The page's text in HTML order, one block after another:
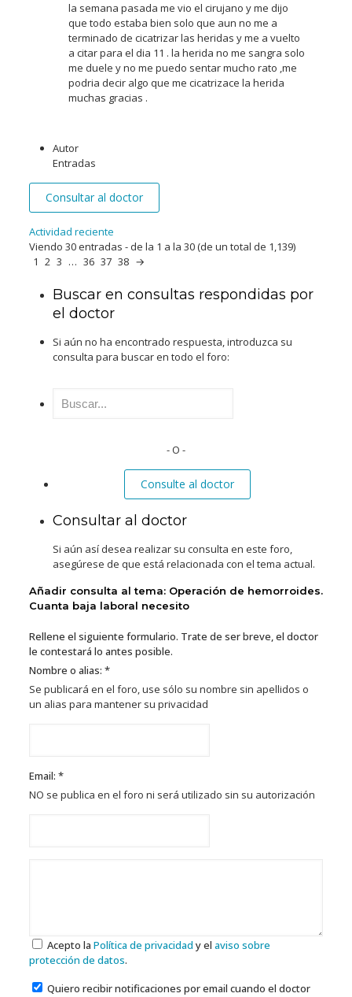
la semana pasada me vio el cirujano y me dijo
que todo estaba bien solo que aun no me a
terminado de cicatrizar las heridas y me a vuelto
a citar para el dia 11 . la herida no me sangra solo
me duele y no me puedo sentar mucho rato ,me
podria decir algo que me cicatrizace la herida
muchas gracias .
Autor
Entradas
Consultar al doctor
Actividad reciente
Viendo 30 entradas - de la 1 a la 30 (de un total de 1,139)
1 2 3 … 36 37 38 →
Buscar en consultas respondidas por
el doctor
Si aún no ha encontrado respuesta, introduzca su
consulta para buscar en todo el foro:
- O -
Consulte al doctor
Consultar al doctor
Si aún así desea realizar su consulta en este foro,
asegúrese de que está relacionada con el tema actual.
Añadir consulta al tema: Operación de hemorroides.
Cuanta baja laboral necesito
Rellene el siguiente formulario. Trate de ser breve, el doctor
le contestará lo antes posible.
Nombre o alias: *
Se publicará en el foro, use sólo su nombre sin apellidos o
un alias para mantener su privacidad
Email: *
NO se publica en el foro ni será utilizado sin su autorización
Acepto la Política de privacidad y el aviso sobre
protección de datos.
Quiero recibir notificaciones por email cuando el doctor